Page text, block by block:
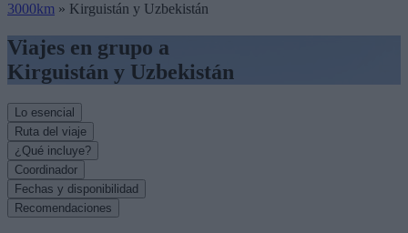
3000km » Kirguistán y Uzbekistán
Viajes en grupo a
Kirguistán y Uzbekistán
Lo esencial
Ruta del viaje
¿Qué incluye?
Coordinador
Fechas y disponibilidad
Recomendaciones